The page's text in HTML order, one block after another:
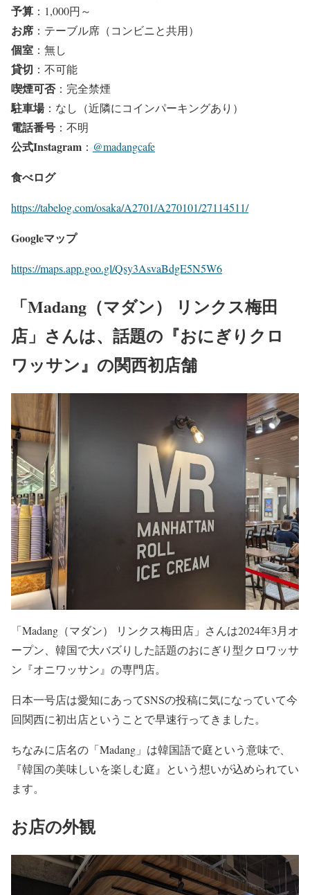
予算 ：1,000円～
お席 ：テーブル席（コンビニと共用）
個室 ：無し
貸切 ：不可能
喫煙可否：完全禁煙
駐車場：なし（近隣にコインパーキングあり）
電話番号 ：不明
公式Instagram ： @madangcafe
食べログ
https://tabelog.com/osaka/A2701/A270101/27114511/
Googleマップ
https://maps.app.goo.gl/Qsy3AsvaBdgE5N5W6
「Madang（マダン） リンクス梅田
店」さんは、話題の『おにぎりクロ
ワッサン』の関西初店舗
「Madang（マダン） リンクス梅田店」さんは2024年3月オ
ープン、韓国で大バズりした話題のおにぎり型クロワッサ
ン『オニワッサン』の専門店。
日本一号店は愛知にあってSNSの投稿に気になっていて今
回関西に初出店ということで早速行ってきました。
ちなみに店名の「Madang」は韓国語で庭という意味で、
『韓国の美味しいを楽しむ庭』という想いが込められてい
ます。
お店の外観